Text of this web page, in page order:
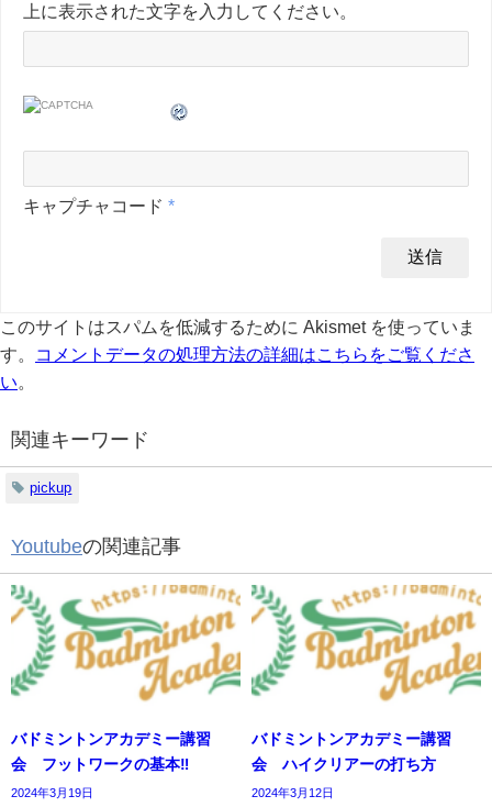
上に表示された文字を入力してください。
キャプチャコード *
このサイトはスパムを低減するために Akismet を使っていま
す。
コメントデータの処理方法の詳細はこちらをご覧くださ
い
関連キーワード
pickup
Youtubeの関連記事
バドミントンアカデミー講習
会 フットワークの基本‼️
2024年3月19日
バドミントンアカデミー講習
会 ハイクリアーの打ち方
2024年3月12日